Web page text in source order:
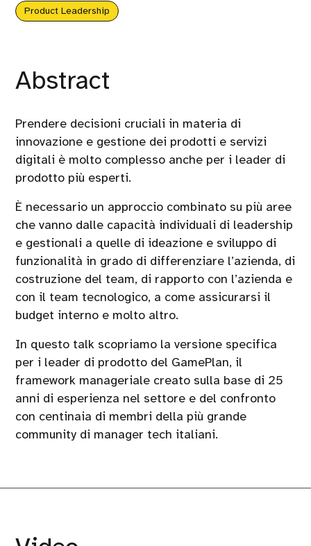
Product Leadership
Abstract
Prendere decisioni cruciali in materia di
innovazione e gestione dei prodotti e servizi
digitali è molto complesso anche per i leader di
prodotto più esperti.
È necessario un approccio combinato su più aree
che vanno dalle capacità individuali di leadership
e gestionali a quelle di ideazione e sviluppo di
funzionalità in grado di differenziare l’azienda, di
costruzione del team, di rapporto con l’azienda e
con il team tecnologico, a come assicurarsi il
budget interno e molto altro.
In questo talk scopriamo la versione specifica
per i leader di prodotto del GamePlan, il
framework manageriale creato sulla base di 25
anni di esperienza nel settore e del confronto
con centinaia di membri della più grande
community di manager tech italiani.